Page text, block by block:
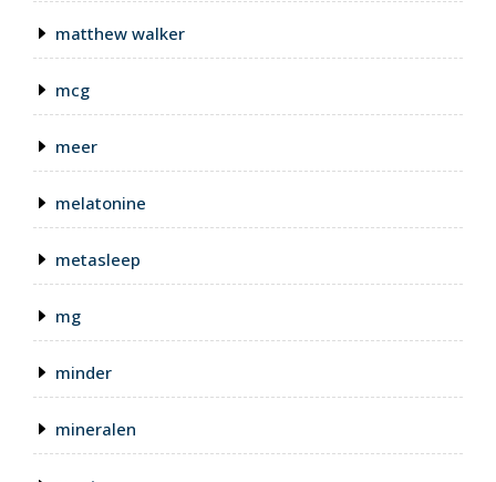
matthew walker
mcg
meer
melatonine
metasleep
mg
minder
mineralen